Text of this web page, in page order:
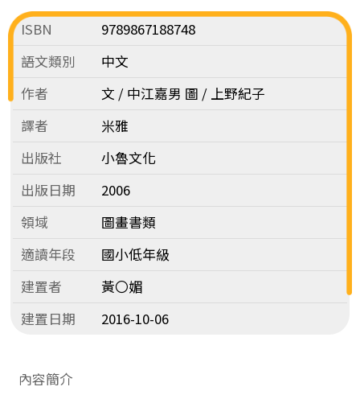
ISBN
9789867188748
語文類別
中文
作者
文 / 中江嘉男 圖 / 上野紀子
譯者
米雅
出版社
小魯文化
出版日期
2006
領域
圖畫書類
適讀年段
國小低年級
建置者
黃〇媚
建置日期
2016-10-06
內容簡介